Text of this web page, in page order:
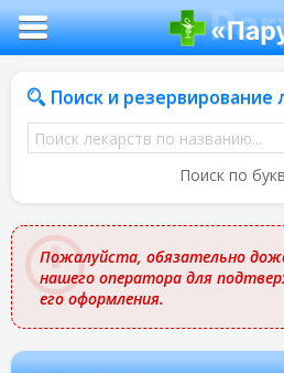
Поиск и резервирование
Поиск
лекарств
названию
Поиск по
Пожалуйста, обязательно
нашего оператора для
его оформления.